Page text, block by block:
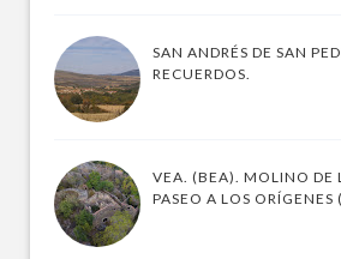
SAN ANDRÉS DE SAN
RECUERDOS.
VEA. (BEA). MOLINO DE
PASEO A LOS ORÍGENES